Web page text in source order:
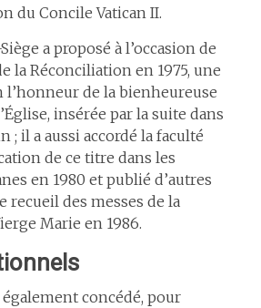
du Concile Vatican II.
a proposé à l’occasion de
la Réconciliation en 1975, une
l’honneur de la bienheureuse
insérée par la suite dans
; il a aussi accordé la faculté
de ce titre dans les
en 1980 et publié d’autres
recueil des messes de la
Marie en 1986.
également concédé, pour